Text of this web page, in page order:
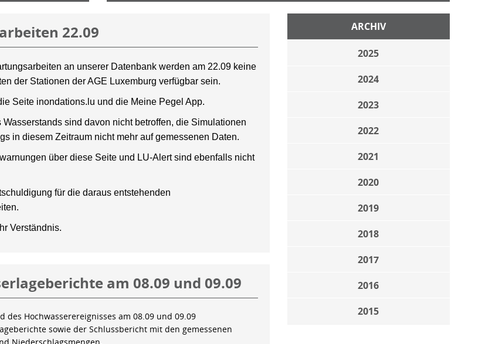
ARCHIV
2025
2024
2023
2022
2021
2020
2019
2018
2017
2016
2015
22.09
an unserer Datenbank werden am 22.09 keine
der Stationen der AGE Luxemburg verfügbar sein.
Seite inondations.lu und die Meine Pegel App.
Wasserstands sind davon nicht betroffen, die Simulationen
in diesem Zeitraum nicht mehr auf gemessenen Daten.
über diese Seite und LU-Alert sind ebenfalls nicht
für die daraus entstehenden
Verständnis.
am 08.09 und 09.09
des Hochwasserereignisses am 08.09 und 09.09
sowie der Schlussbericht mit den gemessenen